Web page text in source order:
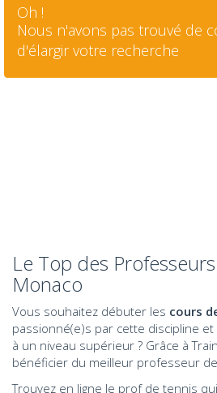
Oh !
Nous n'avons pas trouvé de
d'élargir votre recherche
Le Top des
Monaco
Vous souhaitez débuter les cours
passionné(e)s par cette discipline
à un niveau supérieur ? Grâce à
bénéficier du meilleur professeur
Trouvez en ligne le prof de tennis